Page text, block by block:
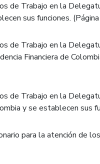
de Trabajo en la
sus funciones.
de Trabajo en la
Financiera de
de Trabajo en la
y se establecen sus
para la atención de